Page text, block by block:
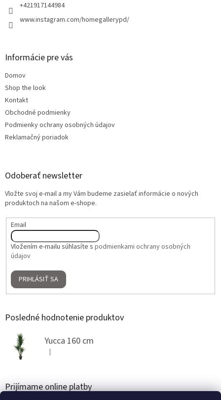
+421917144984
www.instagram.com/homegallerypd/
Informácie pre vás
Domov
Shop the look
Kontakt
Obchodné podmienky
Podmienky ochrany osobných údajov
Reklamačný poriadok
Odoberať newsletter
Vložte svoj e-mail a my Vám budeme zasielať informácie o nových
produktoch na našom e-shope.
Email
Vložením e-mailu súhlasíte s podmienkami ochrany osobných
údajov
PRIHLÁSIŤ SA
Posledné hodnotenie produktov
Yucca 160 cm
Hodnotenie produktu je 5 z 5 hviezdičiek.
|
Prijímame online platby